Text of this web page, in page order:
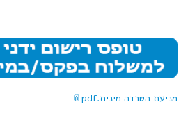
מניעת הטרדה מינית.pdf